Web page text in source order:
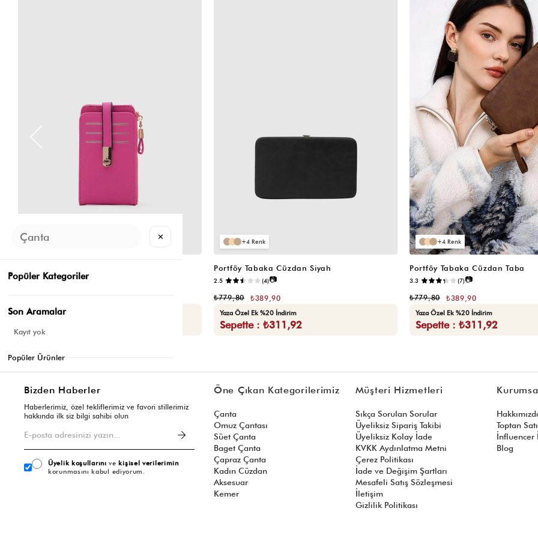
3.8 (6)📷
Yaza Özel Ek %20 İndirim
4
Portföy Tabaka Cüzdan Siyah
2.5 (4)📷
₺389,90
₺779,80
Yaza Özel Ek %20 İndirim
Sepette : ₺311,92
4
Portföy Tabaka Cüzdan Taba
3.3 (7)📷
₺389,90
₺779,80
Yaza Özel Ek %20 İndirim
Sepette : ₺311,92
Bizden Haberler
Haberlerimiz, özel tekliflerimiz ve favori stillerimiz
hakkında ilk siz bilgi sahibi olun
Üyelik koşullarını vekişisel verilerimin
korunmasını kabul ediyorum.
Öne Çıkan Kategorilerimiz
Çanta
Omuz Çantası
Süet Çanta
Baget Çanta
Çapraz Çanta
Kadın Cüzdan
Aksesuar
Kemer
Müşteri Hizmetleri
Sıkça Sorulan Sorular
Üyeliksiz Sipariş Takibi
Üyeliksiz Kolay İade
KVKK Aydınlatma Metni
Çerez Politikası
İade ve Değişim Şartları
Mesafeli Satış Sözleşmesi
İletişim
Gizlilik Politikası
Toptan
İnfluencer
Blog
✕
Popüler Kategoriler
Son Aramalar
Kayıt yok
Popüler Ürünler